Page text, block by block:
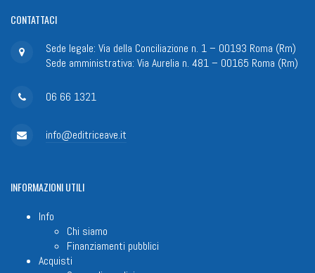
CONTATTACI
Sede legale: Via della Conciliazione n. 1 – 00193 Roma (Rm)
Sede amministrativa: Via Aurelia n. 481 – 00165 Roma (Rm)
06 66 1321
info@editriceave.it
INFORMAZIONIUTILI
Info
Chi siamo
Finanziamenti pubblici
Acquisti